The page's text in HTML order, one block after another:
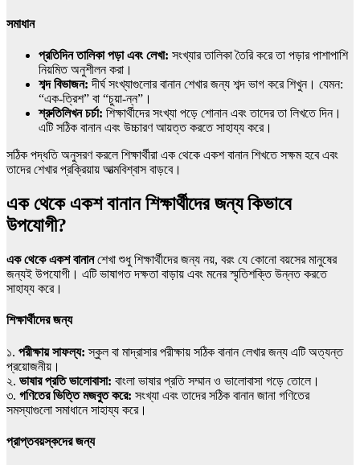
সমাধান
প্রতিদিন তালিকা পড়া এবং লেখা: সংখ্যার তালিকা তৈরি করে তা পড়ার পাশাপাশি
নিয়মিত অনুশীলন করা।
শব্দ বিভাজন: দীর্ঘ সংখ্যাগুলোর বানান শেখার জন্য শব্দ ভাগ করে শিখুন। যেমন:
“এক-ত্রিশ” বা “চুয়া-ন্ন”।
শ্রুতিলিখন চর্চা: শিক্ষার্থীদের সংখ্যা পড়ে শোনান এবং তাদের তা লিখতে দিন।
এটি সঠিক বানান এবং উচ্চারণ আয়ত্ত করতে সাহায্য করে।
সঠিক পদ্ধতি অনুসরণ করলে শিক্ষার্থীরা এক থেকে একশ বানানশিখতে সক্ষম হবে এবং
তাদের শেখার প্রক্রিয়ায় আত্মবিশ্বাস বাড়বে।
এক থেকে একশ বানান শিক্ষার্থীদের জন্য কিভাবে
উপযোগী?
এক থেকে একশ বানানশেখা শুধু শিক্ষার্থীদের জন্য নয়, বরং যে কোনো বয়সের মানুষের
জন্যই উপযোগী। এটি ভাষাগত দক্ষতা বাড়ায় এবং মনের স্মৃতিশক্তি উন্নত করতে
সাহায্য করে।
শিক্ষার্থীদের জন্য
১. পরীক্ষায় সাফল্য: স্কুল বা মাদ্রাসার পরীক্ষায় সঠিক বানান লেখার জন্য এটি অত্যন্ত
প্রয়োজনীয়।
২. ভাষার প্রতি ভালোবাসা: বাংলা ভাষার প্রতি সম্মান ও ভালোবাসা গড়ে তোলে।
৩. গণিতের ভিত্তি মজবুত করে: সংখ্যা এবং তাদের সঠিক বানান জানা গণিতের
সমস্যাগুলো সমাধানে সাহায্য করে।
প্রাপ্তবয়স্কদের জন্য